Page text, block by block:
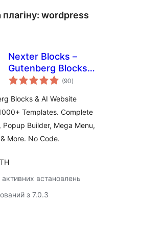
wordpress
Nexter Blocks –
Gutenberg Blocks,
Page Builder & AI
(90загальний
рейтинг
)
Blocks & AI Website
Templates. Complete
Popup Builder, Mega Menu,
More. No Code.
встановлень
з 7.0.3